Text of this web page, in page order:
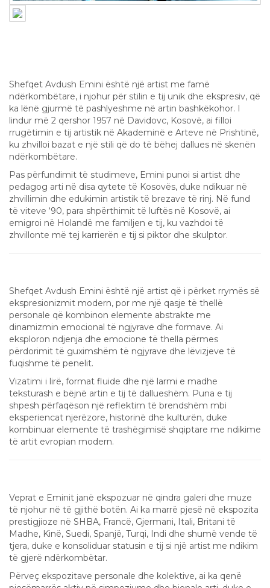
Shefqet Avdush Emini është një artist me famë
ndërkombëtare, i njohur për stilin e tij unik dhe ekspresiv, që
ka lënë gjurmë të pashlyeshme në artin bashkëkohor. I
lindur më 2 qershor 1957 në Davidovc, Kosovë, ai filloi
rrugëtimin e tij artistik në Akademinë e Arteve në Prishtinë,
ku zhvilloi bazat e një stili që do të bëhej dallues në skenën
ndërkombëtare.
Pas përfundimit të studimeve, Emini punoi si artist dhe
pedagog arti në disa qytete të Kosovës, duke ndikuar në
zhvillimin dhe edukimin artistik të brezave të rinj. Në fund
të viteve ‘90, para shpërthimit të luftës në Kosovë, ai
emigroi në Holandë me familjen e tij, ku vazhdoi të
zhvillonte më tej karrierën e tij si piktor dhe skulptor.
Shefqet Avdush Emini është një artist që i përket rrymës së
ekspresionizmit modern, por me një qasje të thellë
personale që kombinon elemente abstrakte me
dinamizmin emocional të ngjyrave dhe formave. Ai
eksploron ndjenja dhe emocione të thella përmes
përdorimit të guximshëm të ngjyrave dhe lëvizjeve të
fuqishme të penelit.
Vizatimi i lirë, format fluide dhe një larmi e madhe
teksturash e bëjnë artin e tij të dallueshëm. Puna e tij
shpesh përfaqëson një reflektim të brendshëm mbi
eksperiencat njerëzore, historinë dhe kulturën, duke
kombinuar elemente të trashëgimisë shqiptare me ndikime
të artit evropian modern.
Veprat e Eminit janë ekspozuar në qindra galeri dhe muze
të njohur në të gjithë botën. Ai ka marrë pjesë në ekspozita
prestigjioze në SHBA, Francë, Gjermani, Itali, Britani të
Madhe, Kinë, Suedi, Spanjë, Turqi, Indi dhe shumë vende të
tjera, duke e konsoliduar statusin e tij si një artist me ndikim
të gjerë ndërkombëtar.
Përveç ekspozitave personale dhe kolektive, ai ka qenë